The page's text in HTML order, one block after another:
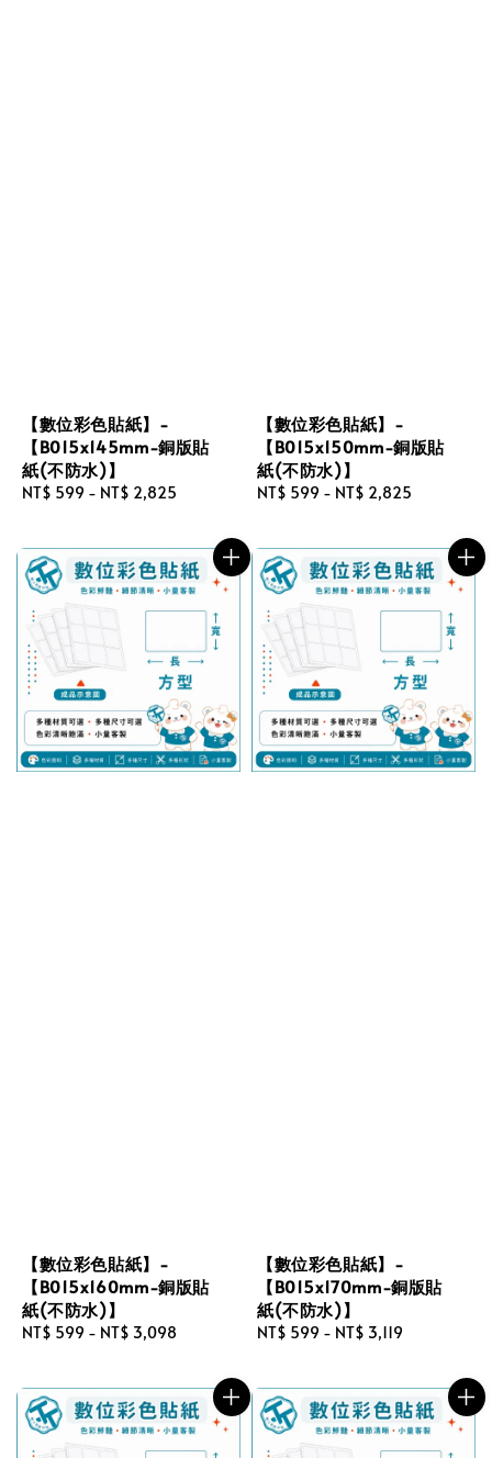
【數位彩色貼紙】-
【B015x145mm-銅版貼
紙(不防水)】
Regular
NT$ 599 - NT$ 2,825
【數位彩色貼紙】-
【B015x150mm-銅版貼
紙(不防水)】
Regular
NT$ 599 - NT$ 2,825
【數位彩色貼紙】-
【B015x160mm-銅版貼
紙(不防水)】
Regular
NT$ 599 - NT$ 3,098
【數位彩色貼紙】-
【B015x170mm-銅版貼
紙(不防水)】
Regular
NT$ 599 - NT$ 3,119